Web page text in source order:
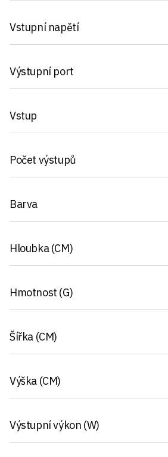
Vstupní napětí
Výstupní port
Vstup
Počet výstupů
Barva
Hloubka (CM)
Hmotnost (G)
Šířka (CM)
Výška (CM)
Výstupní výkon (W)